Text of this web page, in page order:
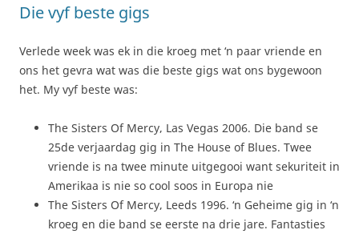
Die vyf beste gigs
Verlede week was ek in die kroeg met ‘n paar vriende en
ons het gevra wat was die beste gigs wat ons bygewoon
het. My vyf beste was:
The Sisters Of Mercy, Las Vegas 2006. Die band se
25de verjaardag gig in The House of Blues. Twee
vriende is na twee minute uitgegooi want sekuriteit in
Amerikaa is nie so cool soos in Europa nie
The Sisters Of Mercy, Leeds 1996. ‘n Geheime gig in ‘n
kroeg en die band se eerste na drie jare. Fantasties